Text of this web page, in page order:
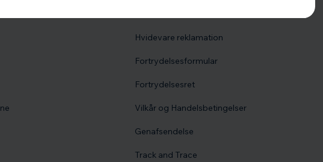
Hvidevare reklamation
Fortrydelsesformular
Fortrydelsesret
Vilkår og Handelsbetingelser
Genafsendelse
Track and Trace